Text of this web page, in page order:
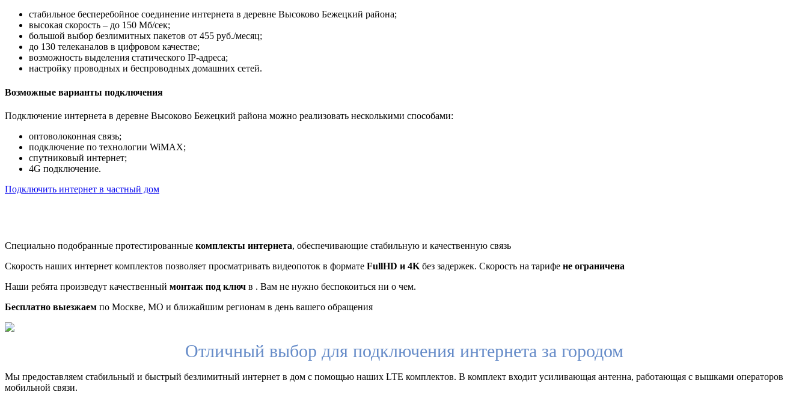
стабильное бесперебойное соединение интернета в деревне Высоково Бежецкий района;
высокая скорость – до 150 Мб/сек;
большой выбор безлимитных пакетов от 455 руб./месяц;
до 130 телеканалов в цифровом качестве;
возможность выделения статического IP-адреса;
настройку проводных и беспроводных домашних сетей.
Возможные варианты подключения
Подключение интернета в деревне Высоково Бежецкий района можно реализовать несколькими способами:
оптоволоконная связь;
подключение по технологии WiMAX;
спутниковый интернет;
4G подключение.
Подключить интернет в частный дом
Специально подобранные протестированные комплекты интернета, обеспечивающие стабильную и качественную связь
Скорость наших интернет комплектов позволяет просматривать видеопоток в формате FullHD и 4K без задержек. Скорость на тарифе не ограничена
Наши ребята произведут качественный монтаж под ключ в . Вам не нужно беспокоиться ни о чем.
Бесплатно выезжаем по Москве, МО и ближайшим регионам в день вашего обращения
Отличный выбор для подключения интернета за городом
Мы предоставляем стабильный и быстрый безлимитный интернет в дом с помощью наших LTE комплектов. В комплект входит усиливающая антенна, работающая с вышками операторов
мобильной связи.